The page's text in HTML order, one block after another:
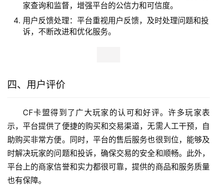
家查询和监督，增强平台的公信力和可信度。
用户反馈处理：平台重视用户反馈，及时处理问题和投
诉，不断改进和优化服务。
四、用户评价